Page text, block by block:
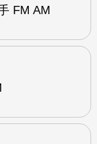
FM AM